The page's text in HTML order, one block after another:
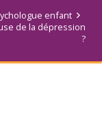
enfant
de la dépression
?